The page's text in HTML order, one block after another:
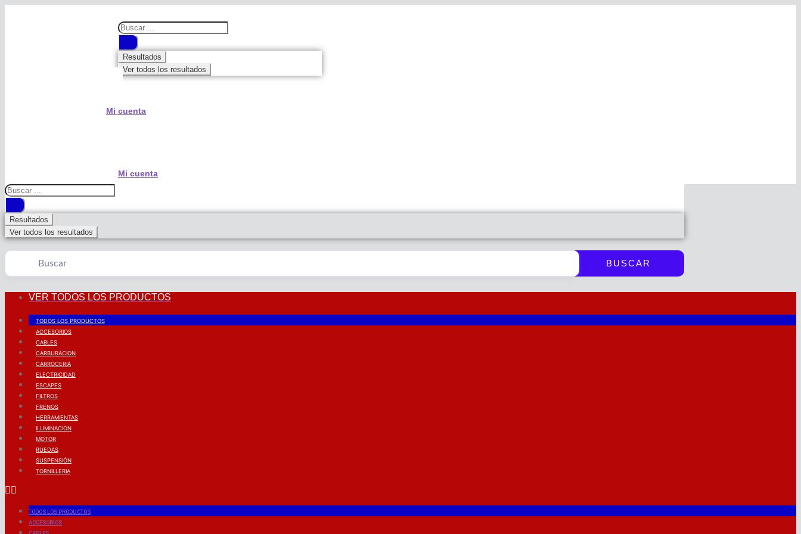
Search
...
Resultados
Ver todos los resultados
Mi cuenta
Mi cuenta
Search
...
Resultados
Ver todos los resultados
BUSCAR
VER TODOS LOS PRODUCTOS
TODOS LOS PRODUCTOS
ACCESORIOS
CABLES
CARBURACION
CARROCERIA
ELECTRICIDAD
ESCAPES
FILTROS
FRENOS
HERRAMIENTAS
ILUMINACION
MOTOR
RUEDAS
SUSPENSIÓN
TORNILLERIA
TODOS LOS PRODUCTOS
ACCESORIOS